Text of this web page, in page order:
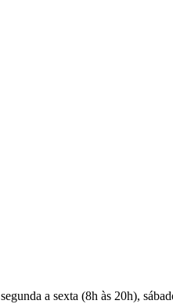
a sexta (8h às 20h),